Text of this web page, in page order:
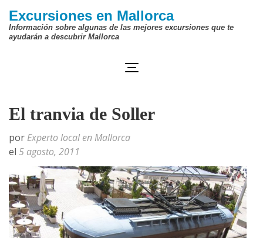
Saltar
contenido
Intro)
Excursiones en Mallorca
Información sobre algunas de las mejores excursiones que te
ayudarán a descubrir Mallorca
El tranvia de Soller
por Experto local en Mallorca
el 5 agosto, 2011